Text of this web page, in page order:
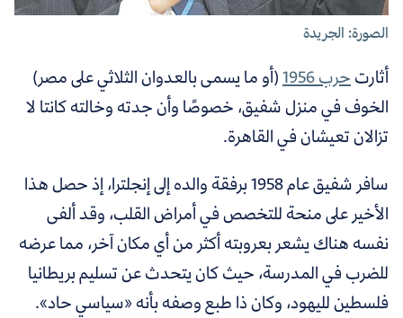
الصورة: الجريدة
أثارتحرب 1956
(أو ما يسمى بالعدوان الثلاثي على مصر)
الخوف في منزل شفيق، خصوصًا وأن جدته وخالته كانتا لا
تزالان تعيشان في القاهرة.
سافر شفيق عام 1958 برفقة والده إلى إنجلترا، إذ حصل هذا
الأخير على منحة للتخصص في أمراض القلب، وقد ألفى
نفسه هناك يشعر بعروبته أكثر من أي مكان آخر، مما عرضه
للضرب في المدرسة، حيث كان يتحدث عن تسليم بريطانيا
فلسطين لليهود، وكان ذا طبع وصفه بأنه «سياسي حاد».